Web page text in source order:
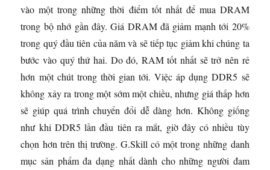
vào một trong những thời điểm tốt nhất để mua DRAM
trong bộ nhớ gần đây. Giá DRAM đã giảm mạnh tới 20%
trong quý đầu tiên của năm và sẽ tiếp tục giảm khi chúng ta
bước vào quý thứ hai. Do đó, RAM tốt nhất sẽ trở nên rẻ
hơn một chút trong thời gian tới. Việc áp dụng DDR5 sẽ
không xảy ra trong một sớm một chiều, nhưng giá thấp hơn
sẽ giúp quá trình chuyển đổi dễ dàng hơn. Không giống
như khi DDR5 lần đầu tiên ra mắt, giờ đây có nhiều tùy
chọn hơn trên thị trường. G.Skill có một trong những danh
mục sản phẩm đa dạng nhất dành cho những người đam